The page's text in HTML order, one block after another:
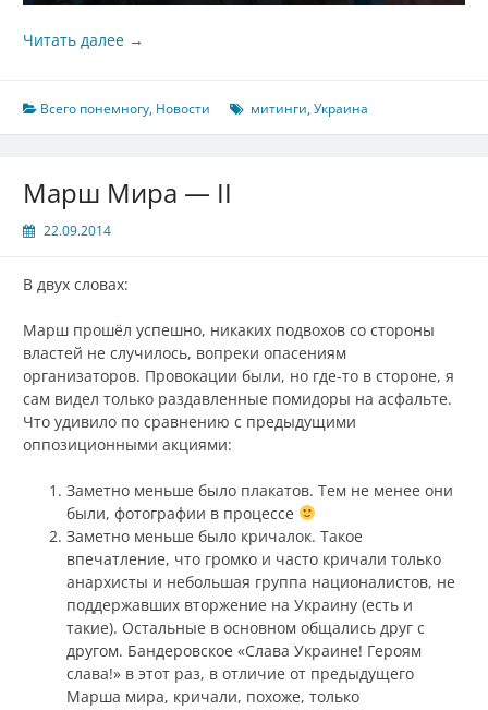
Читать далее →
Всего понемногу, Новости митинги,Украина
Марш Мира — II
22.09.2014
В двух словах:
Марш прошёл успешно, никаких подвохов со стороны
властей не случилось, вопреки опасениям
организаторов. Провокации были, но где-то в стороне, я
сам видел только раздавленные помидоры на асфальте.
Что удивило по сравнению с предыдущими
оппозиционными акциями:
Заметно меньше было плакатов. Тем не менее они
были, фотографии в процессе
Заметно меньше было кричалок. Такое
впечатление, что громко и часто кричали только
анархисты и небольшая группа националистов, не
поддержавших вторжение на Украину (есть и
такие). Остальные в основном общались друг с
другом. Бандеровское «Слава Украине! Героям
слава!» в этот раз, в отличие от предыдущего
Марша мира, кричали, похоже, только